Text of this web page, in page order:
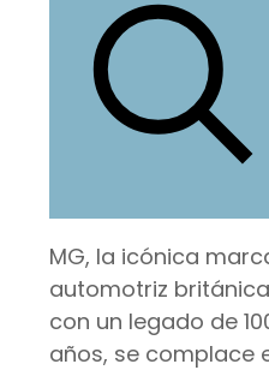
MG, la icónica
automotriz británica
con un legado de
años, se complace